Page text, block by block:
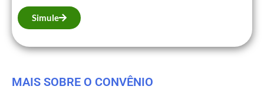
Simule
MAIS SOBRE O CONVÊNIO